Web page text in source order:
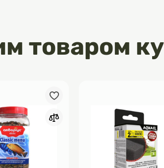
товаром